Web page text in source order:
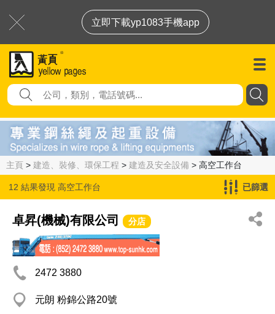
立即下載yp1083手機app
主頁 > 建造、裝修、環保工程 > 建造及安全設備 > 高空工作台
12 結果發現 高空工作台 已篩選
卓昇(機械)有限公司 分店
2472 3880
元朗 粉錦公路20號